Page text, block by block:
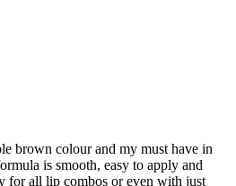
brown colour and my must have in
is smooth, easy to apply and
for all lip combos or even with just